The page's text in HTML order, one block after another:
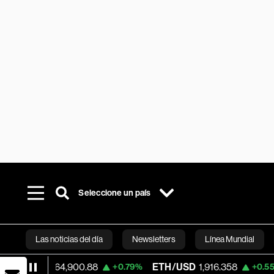
Seleccione un país
Las noticias del día Newsletters Línea Mundial
Bloomberg
64,900.88 +0.79% ETH/USD 1,916.358 +0.55% Visa